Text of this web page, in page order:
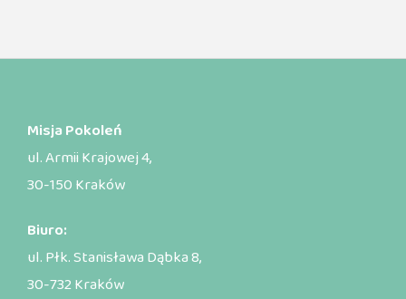
Misja Pokoleń
ul. Armii Krajowej 4,
30-150 Kraków
Biuro:
ul. Płk. Stanisława Dąbka 8,
30-732 Kraków